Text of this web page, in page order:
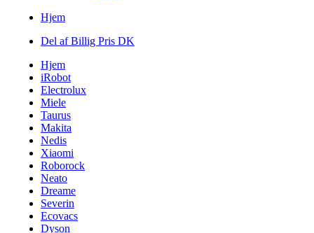
Hjem
Del af Billig Pris DK
Hjem
iRobot
Electrolux
Miele
Taurus
Makita
Nedis
Xiaomi
Roborock
Neato
Dreame
Severin
Ecovacs
Dyson